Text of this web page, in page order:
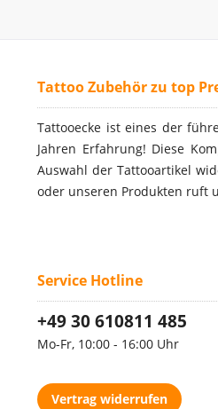
Tattoo Zubehör zu top
Tattooecke ist eines der
Jahren Erfahrung! Diese
Auswahl der Tattooartikel
oder unseren Produkten ruft
Service Hotline
+49 30 610811 485
Mo-Fr, 10:00 - 16:00 Uhr
Vertrag widerrufen